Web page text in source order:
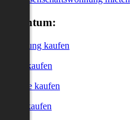
Eigentum:
Wohnung kaufen
Haus kaufen
Garage kaufen
Büro kaufen